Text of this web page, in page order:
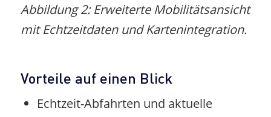
Abbildung 2: Erweiterte Mobilitätsansicht
mit Echtzeitdaten und Kartenintegration.
Vorteile auf einen Blick
Echtzeit-Abfahrten und aktuelle